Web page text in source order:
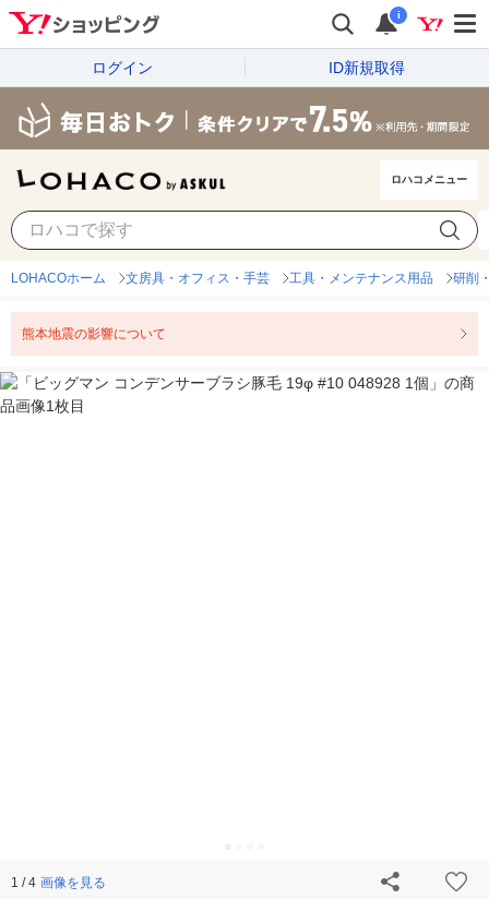
i
ログイン ID新規取得
ロハコメニュー
LOHACOホーム 文房具・オフィス・手芸 工具・メンテナンス用品 研削
熊本地震の影響について
1 / 4 画像を見る